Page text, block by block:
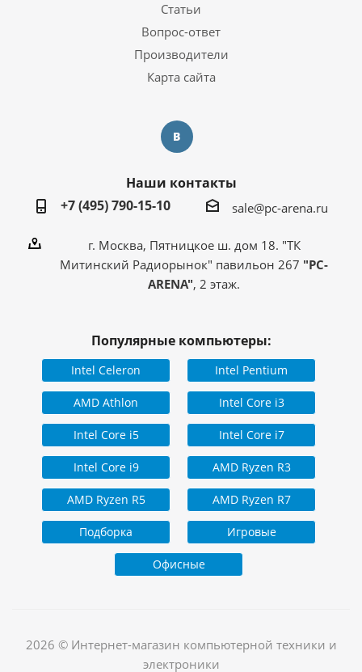
Статьи
Вопрос-ответ
Производители
Карта сайта
Наши контакты
+7 (495) 790-15-10
sale@pc-arena.ru
г. Москва, Пятницкое ш. дом 18. "ТК
Митинский Радиорынок" павильон 267 "PC-
ARENA", 2 этаж.
Популярные компьютеры:
Intel Celeron Intel Pentium
AMD Athlon Intel Core i3
Intel Core i5 Intel Core i7
Intel Core i9 AMD Ryzen R3
AMD Ryzen R5 AMD Ryzen R7
Подборка Игровые
Офисные
2026 © Интернет-магазин компьютерной техники и
электроники